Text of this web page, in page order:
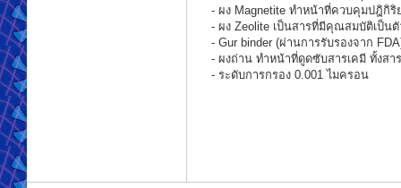
- ผง Magnetite ทำหน้าที่ควบคุมปฎิกิริ
- ผง Zeolite เป็นสารที่มีคุณสมบัติเป็น
- Gur binder (ผ่านการรับรองจาก
- ผงถ่าน ทำหน้าที่ดูดซับสารเคมี ทั้งส
- ระดับการกรอง 0.001 ไมครอน